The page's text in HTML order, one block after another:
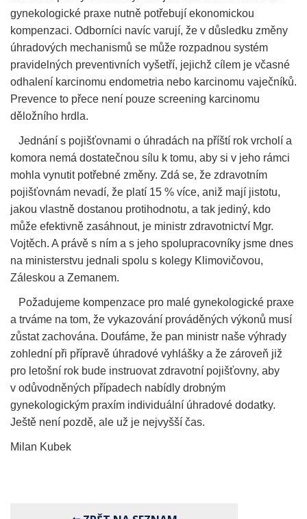
gynekologické praxe nutně potřebují ekonomickou
kompenzaci. Odborníci navíc varují, že v důsledku změny
úhradových mechanismů se může rozpadnou systém
pravidelných preventivních vyšetří, jejichž cílem je včasné
odhalení karcinomu endometria nebo karcinomu vaječníků.
Prevence to přece není pouze screening karcinomu
děložního hrdla.
Jednání s pojišťovnami o úhradách na příští rok vrcholí a
komora nemá dostatečnou sílu k tomu, aby si v jeho rámci
mohla vynutit potřebné změny. Zdá se, že zdravotním
pojišťovnám nevadí, že platí 15 % více, aniž mají jistotu,
jakou vlastně dostanou protihodnotu, a tak jediný, kdo
může efektivně zasáhnout, je ministr zdravotnictví Mgr.
Vojtěch. A právě s ním a s jeho spolupracovníky jsme dnes
na ministerstvu jednali spolu s kolegy Klimovičovou,
Záleskou a Zemanem.
Požadujeme kompenzace pro malé gynekologické praxe
a trváme na tom, že vykazování prováděných výkonů musí
zůstat zachována. Doufáme, že pan ministr naše výhrady
zohlední při přípravě úhradové vyhlášky a že zároveň již
pro letošní rok bude instruovat zdravotní pojišťovny, aby
v odůvodněných případech nabídly drobným
gynekologickým praxím individuální úhradové dodatky.
Ještě není pozdě, ale už je nejvyšší čas.
Milan Kubek